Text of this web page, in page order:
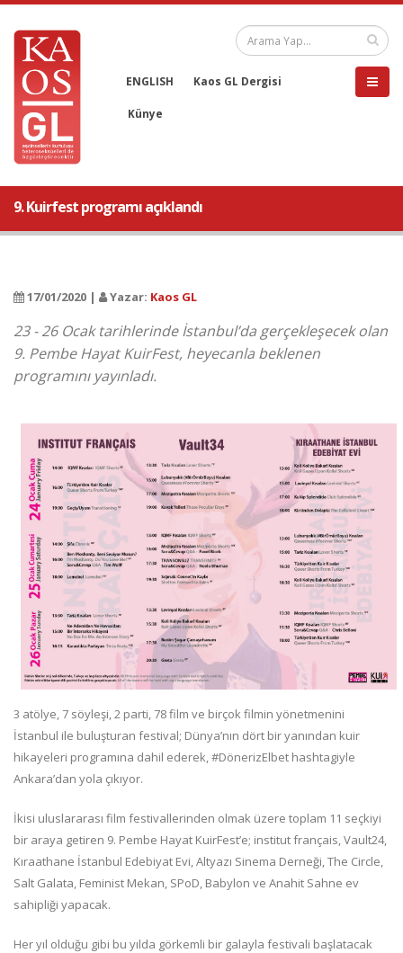
ENGLISH Kaos GL Dergisi
Künye
9. Kuirfest programı açıklandı
17/01/2020 | Yazar: Kaos GL
23 - 26 Ocak tarihlerinde İstanbul’da gerçekleşecek olan
9. Pembe Hayat KuirFest, heyecanla beklenen
programını yayınladı.
3 atölye, 7 söyleşi, 2 parti, 78 film ve birçok filmin yönetmenini
İstanbul ile buluşturan festival; Dünya’nın dört bir yanından kuir
hikayeleri programına dahil ederek, #DönerizElbet hashtagiyle
Ankara’dan yola çıkıyor.
İkisi uluslararası film festivallerinden olmak üzere toplam 11 seçkiyi
bir araya getiren 9. Pembe Hayat KuirFest’e; institut français, Vault24,
Kıraathane İstanbul Edebiyat Evi, Altyazı Sinema Derneği, The Circle,
Salt Galata, Feminist Mekan, SPoD, Babylon ve Anahit Sahne ev
sahipliği yapacak.
Her yıl olduğu gibi bu yılda görkemli bir galayla festivali başlatacak